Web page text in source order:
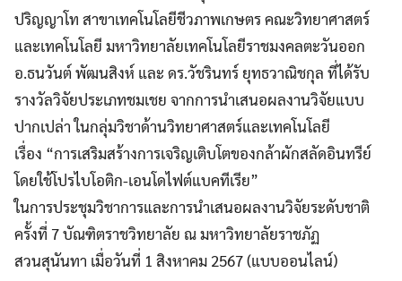
ปริญญาโท สาขาเทคโนโลยีชีวภาพเกษตร คณะวิทยาศาสตร์
และเทคโนโลยี มหาวิทยาลัยเทคโนโลยีราชมงคลตะวันออก
อ.ธนวันต์ พัฒนสิงห์ และ ดร.วัชรินทร์ ยุทธวาณิชกุล ที่ได้รับ
รางวัลวิจัยประเภทชมเชย จากการนำเสนอผลงานวิจัยแบบ
ปากเปล่า ในกลุ่มวิชาด้านวิทยาศาสตร์และเทคโนโลยี
เรื่อง “การเสริมสร้างการเจริญเติบโตของกล้าผักสลัดอินทรีย์
โดยใช้โปรไบโอติก-เอนโดไฟต์แบคทีเรีย”
ในการประชุมวิชาการและการนำเสนอผลงานวิจัยระดับชาติ
ครั้งที่ 7 บัณฑิตราชวิทยาลัย ณ มหาวิทยาลัยราชภัฏ
สวนสุนันทา เมื่อวันที่ 1 สิงหาคม 2567 (แบบออนไลน์)